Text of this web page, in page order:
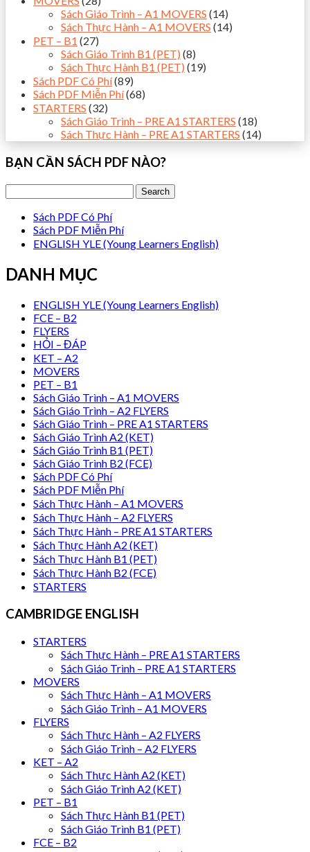
Sách Giáo Trình – A1 MOVERS (14)
Sách Thực Hành – A1 MOVERS (14)
PET – B1 (27)
Sách Giáo Trình B1 (PET) (8)
Sách Thực Hành B1 (PET) (19)
Sách PDF Có Phí(89)
Sách PDF Miễn Phí(68)
STARTERS (32)
Sách Giáo Trình – PRE A1 STARTERS (18)
Sách Thực Hành – PRE A1 STARTERS (14)
BẠN CẦN SÁCH PDF NÀO?
Sách PDF Có Phí
Sách PDF Miễn Phí
ENGLISH YLE (Young Learners English)
DANH MỤC
ENGLISH YLE (Young Learners English)
FCE – B2
FLYERS
HỎI – ĐÁP
KET – A2
MOVERS
PET – B1
Sách Giáo Trình – A1 MOVERS
Sách Giáo Trình – A2 FLYERS
Sách Giáo Trình – PRE A1 STARTERS
Sách Giáo Trình A2 (KET)
Sách Giáo Trình B1 (PET)
Sách Giáo Trình B2 (FCE)
Sách PDF Có Phí
Sách PDF Miễn Phí
Sách Thực Hành – A1 MOVERS
Sách Thực Hành – A2 FLYERS
Sách Thực Hành – PRE A1 STARTERS
Sách Thực Hành A2 (KET)
Sách Thực Hành B1 (PET)
Sách Thực Hành B2 (FCE)
STARTERS
CAMBRIDGE ENGLISH
STARTERS
Sách Thực Hành – PRE A1 STARTERS
Sách Giáo Trình – PRE A1 STARTERS
MOVERS
Sách Thực Hành – A1 MOVERS
Sách Giáo Trình – A1 MOVERS
FLYERS
Sách Thực Hành – A2 FLYERS
Sách Giáo Trình – A2 FLYERS
KET – A2
Sách Thực Hành A2 (KET)
Sách Giáo Trình A2 (KET)
PET – B1
Sách Thực Hành B1 (PET)
Sách Giáo Trình B1 (PET)
FCE – B2